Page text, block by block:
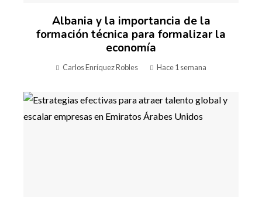
Albania y la importancia de la
formación técnica para formalizar la
economía
Carlos Enríquez Robles Hace 1 semana